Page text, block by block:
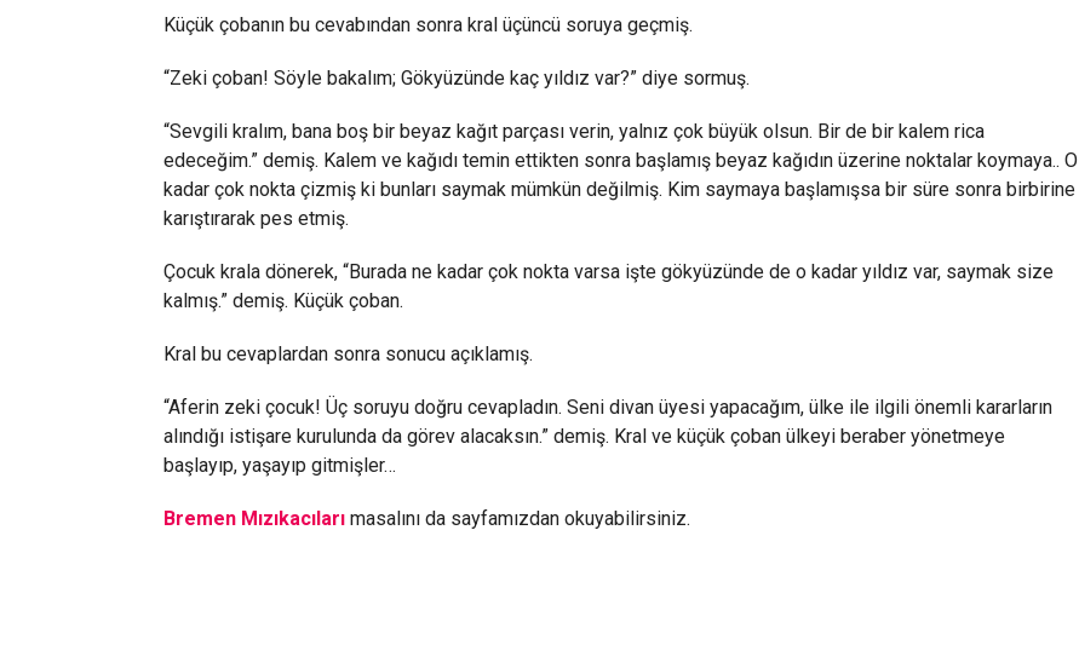
Küçük çobanın bu cevabından sonra kral üçüncü soruya geçmiş.
“Zeki çoban! Söyle bakalım; Gökyüzünde kaç yıldız var?” diye sormuş.
“Sevgili kralım, bana boş bir beyaz kağıt parçası verin, yalnız çok büyük olsun. Bir de bir kalem rica
edeceğim.” demiş. Kalem ve kağıdı temin ettikten sonra başlamış beyaz kağıdın üzerine noktalar koymaya.. O
kadar çok nokta çizmiş ki bunları saymak mümkün değilmiş. Kim saymaya başlamışsa bir süre sonra birbirine
karıştırarak pes etmiş.
Çocuk krala dönerek, “Burada ne kadar çok nokta varsa işte gökyüzünde de o kadar yıldız var, saymak size
kalmış.” demiş. Küçük çoban.
Kral bu cevaplardan sonra sonucu açıklamış.
“Aferin zeki çocuk! Üç soruyu doğru cevapladın. Seni divan üyesi yapacağım, ülke ile ilgili önemli kararların
alındığı istişare kurulunda da görev alacaksın.” demiş. Kral ve küçük çoban ülkeyi beraber yönetmeye
başlayıp, yaşayıp gitmişler…
Bremen Mızıkacılarımasalını da sayfamızdan okuyabilirsiniz.